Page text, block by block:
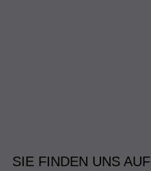
SIE FINDEN UNS AUF